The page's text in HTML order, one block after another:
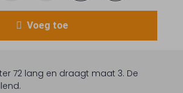
Voeg toe
72 lang en draagt maat 3. De
.